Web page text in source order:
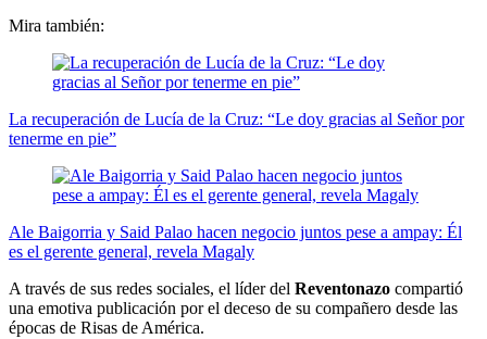
Mira también:
La recuperación de Lucía de la Cruz: “Le doy gracias al Señor por
tenerme en pie”
Ale Baigorria y Said Palao hacen negocio juntos pese a ampay: Él
es el gerente general, revela Magaly
A través de sus redes sociales, el líder del Reventonazo compartió
una emotiva publicación por el deceso de su compañero desde las
épocas de Risas de América.